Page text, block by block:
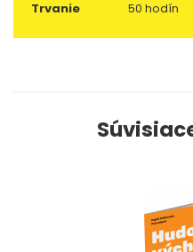
Trvanie 50 hodín